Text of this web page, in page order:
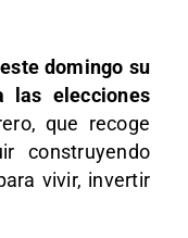
domingo su
las elecciones
que recoge
construyendo
vivir, invertir